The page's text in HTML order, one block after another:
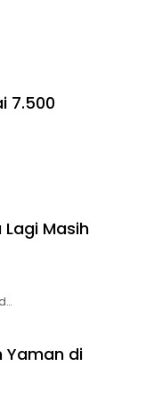
7.500
Lagi Masih
Yaman di